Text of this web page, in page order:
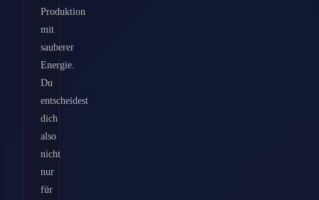
Produktion
mit
sauberer
Energie.
Du
entscheidest
dich
also
nicht
nur
für